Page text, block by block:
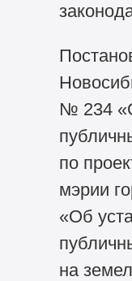
№ 234
по
мэрии
«Об
на